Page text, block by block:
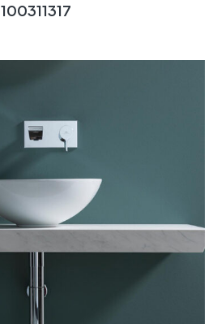
100311317